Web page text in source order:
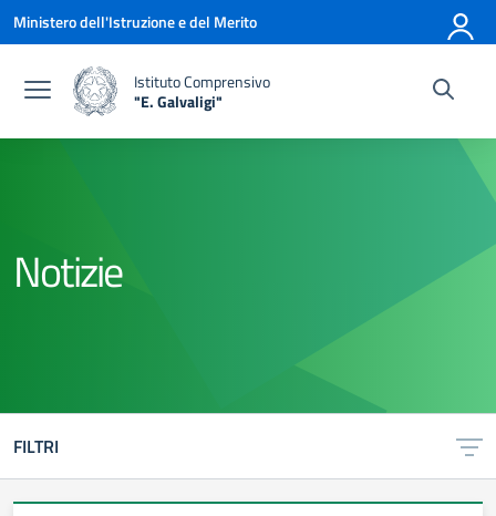
Vai ai contenuti
Vai al menu di navigazione
Vai al footer
Ministero dell'Istruzione e del Merito
Istituto Comprensivo
"E. Galvaligi"
— Visita la pagina iniziale della scuola
Notizie
FILTRI